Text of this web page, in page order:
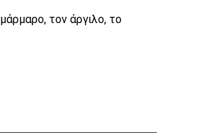
τον άργιλο, το